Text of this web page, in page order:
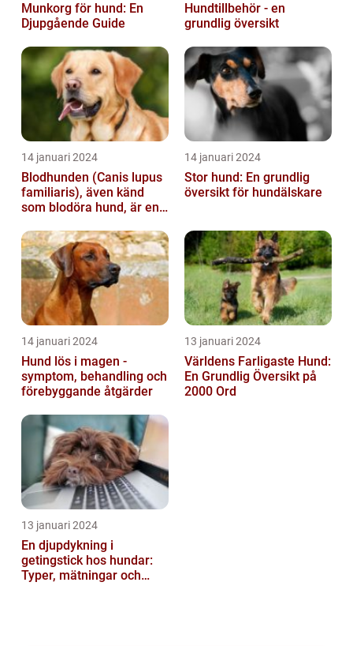
Munkorg för hund: En
Djupgående Guide
Hundtillbehör - en
grundlig översikt
14 januari 2024
Blodhunden (Canis lupus
familiaris), även känd
som blodöra hund, är en
kara...
14 januari 2024
Stor hund: En grundlig
översikt för hundälskare
14 januari 2024
Hund lös i magen -
symptom, behandling och
förebyggande åtgärder
13 januari 2024
Världens Farligaste Hund:
En Grundlig Översikt på
2000 Ord
13 januari 2024
En djupdykning i
getingstick hos hundar:
Typer, mätningar och